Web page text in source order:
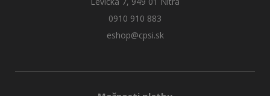
0910 910 883
eshop@cpsi.sk